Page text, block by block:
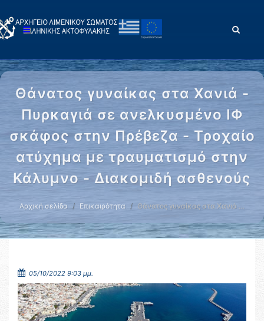
Θάνατος γυναίκας στα Χανιά -
Πυρκαγιά σε ανελκυσμένο ΙΦ
σκάφος στην Πρέβεζα - Τροχαίο
ατύχημα με τραυματισμό στην
Κάλυμνο - Διακομιδή ασθενούς
Αρχική σελίδα Επικαιρότητα Θάνατος γυναίκας στα Χανιά …
05/10/2022 9:03 μμ.